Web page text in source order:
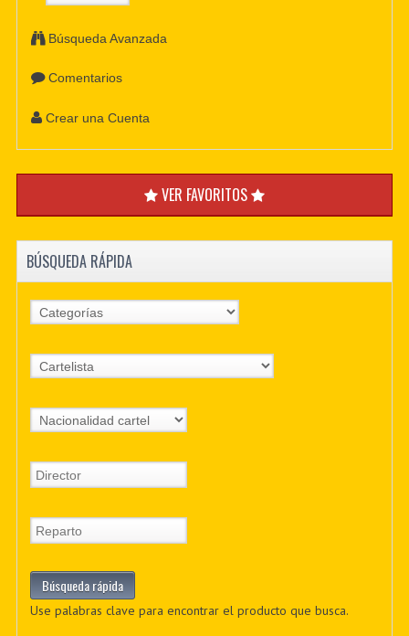
Búsqueda Avanzada
Comentarios
Crear una Cuenta
VER FAVORITOS
BÚSQUEDA RÁPIDA
Use palabras clave para encontrar el producto que busca.